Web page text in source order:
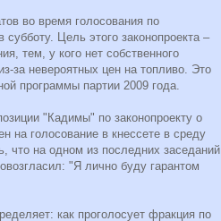
во время голосования по
субботу. Цель этого законопроекта –
тем, у кого нет собственного
за невероятных цен на топливо. Это
программы партии 2009 года.
"Кадимы" по законопроекту о
на голосование в кнессете в среду
что на одном из последних заседаний
"Я лично буду гарантом
как проголосует фракция по